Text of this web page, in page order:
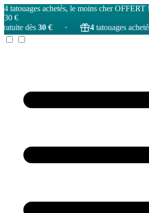
4 tatouages achetés, le moins cher
30 €
• 4tatouages achetés, le moins